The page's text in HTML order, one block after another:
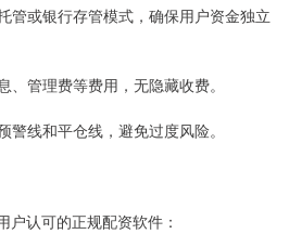
管或银行存管模式，确保用户资金独立
管理费等费用，无隐藏收费。
线和平仓线，避免过度风险。
户认可的正规配资软件：